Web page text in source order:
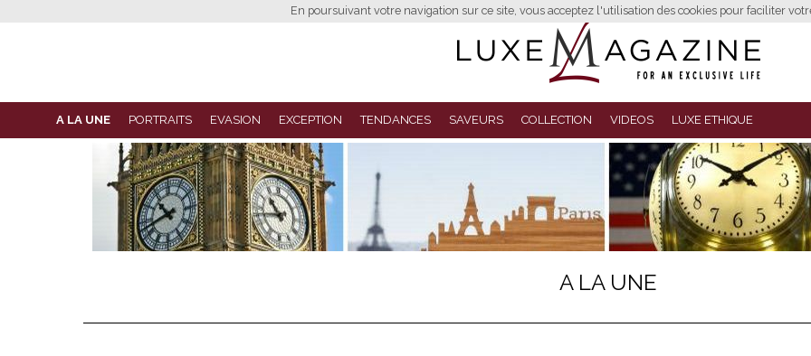
En poursuivant votre navigation sur ce site, vous acceptez l'utilisation des cookies pour faciliter
A LA UNE PORTRAITS EVASION EXCEPTION TENDANCES SAVEURS COLLECTION VIDEOS LUXE ETHIQUE
A LA UNE